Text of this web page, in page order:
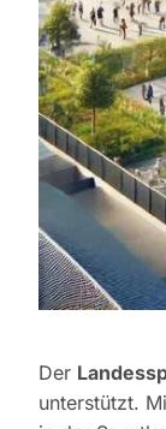
Der
unterstützt.